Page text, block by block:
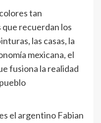
tan
recuerdan los
las casas, la
mexicana, el
fusiona la realidad
el argentino Fabian